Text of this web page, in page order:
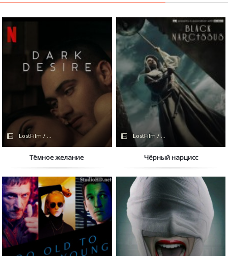
LostFilm / NewStudio / Netflix
Тёмное желание
LostFilm / FOX
Чёрный нарцисс